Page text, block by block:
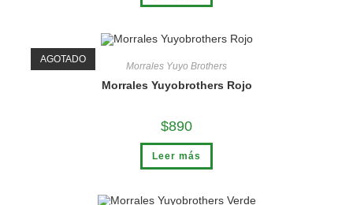
AGOTADO
Morrales Yuyo Brothers
Morrales Yuyobrothers Rojo
$890
Leer más